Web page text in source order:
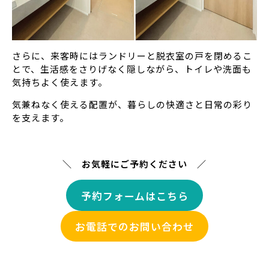
さらに、来客時にはランドリーと脱衣室の戸を閉めるこ
とで、生活感をさりげなく隠しながら、トイレや洗面も
気持ちよく使えます。
気兼ねなく使える配置が、暮らしの快適さと日常の彩り
を支えます。
＼ お気軽にご予約ください ／
予約フォームはこちら
お電話でのお問い合わせ